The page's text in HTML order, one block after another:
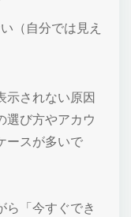
（自分では見え
示されない原因
選び方やアカウ
ースが多いで
ら「今すぐでき